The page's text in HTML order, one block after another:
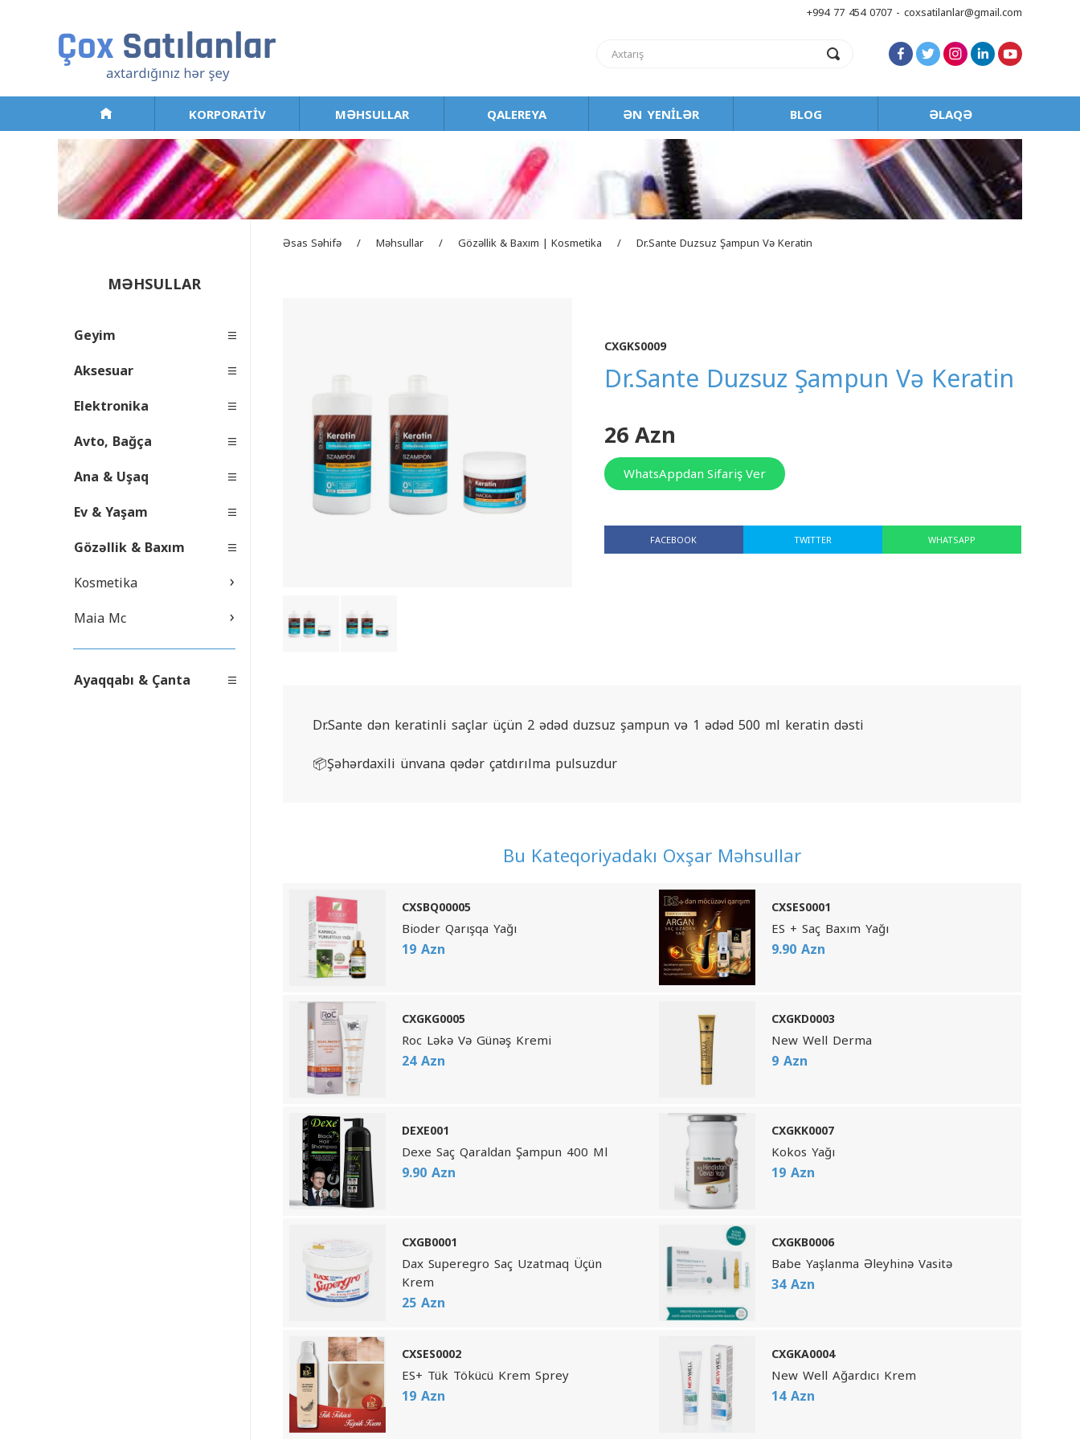
+994 77 454 0707 - coxsatilanlar@gmail.com
KORPORATİV MƏHSULLAR QALEREYA ƏN YENİLƏR BLOG ƏLAQƏ
MƏHSULLAR
Geyim
Aksesuar
Elektronika
Avto, Bağça
Ana & Uşaq
Ev & Yaşam
Gözəllik & Baxım
›
Kosmetika
›
Maia Mc
Ayaqqabı & Çanta
Əsas Səhifə / Məhsullar / Gözəllik & Baxım | Kosmetika / Dr.Sante Duzsuz Şampun Və Keratin
CXGKS0009
Dr.Sante Duzsuz Şampun Və Keratin
26 Azn
WhatsAppdan Sifariş Ver
FACEBOOK TWITTER WHATSAPP
Dr.Sante dən keratinli saçlar üçün 2 ədəd duzsuz şampun və 1 ədəd 500 ml keratin dəsti
📦Şəhərdaxili ünvana qədər çatdırılma pulsuzdur
Bu Kateqoriyadakı Oxşar Məhsullar
CXSBQ00005
Bioder Qarışqa Yağı
19 Azn
CXSES0001
ES + Saç Baxım Yağı
9.90 Azn
CXGKG0005
Roc Ləkə Və Günəş Kremi
24 Azn
CXGKD0003
New Well Derma
9 Azn
DEXE001
Dexe Saç Qaraldan Şampun 400 Ml
9.90 Azn
CXGKK0007
Kokos Yağı
19 Azn
CXGB0001
Dax Superegro Saç Uzatmaq Üçün
Krem
25 Azn
CXGKB0006
Babe Yaşlanma Əleyhinə Vasitə
34 Azn
CXSES0002
ES+ Tük Tökücü Krem Sprey
19 Azn
CXGKA0004
New Well Ağardıcı Krem
14 Azn